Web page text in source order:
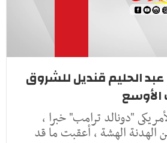
الحليم قنديل للشروق
الأوسع
"دونالد ترامب" خبرا ،
الهدنة الهشة ، أعقبت ما قد